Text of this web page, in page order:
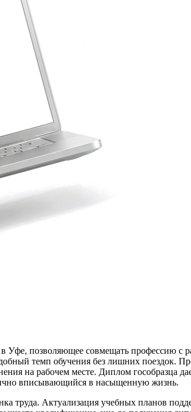
совмещать профессию с
темп обучения без лишних поездок.
на рабочем месте. Диплом гособразца
вписывающийся в насыщенную жизнь.
труда. Актуализация учебных планов